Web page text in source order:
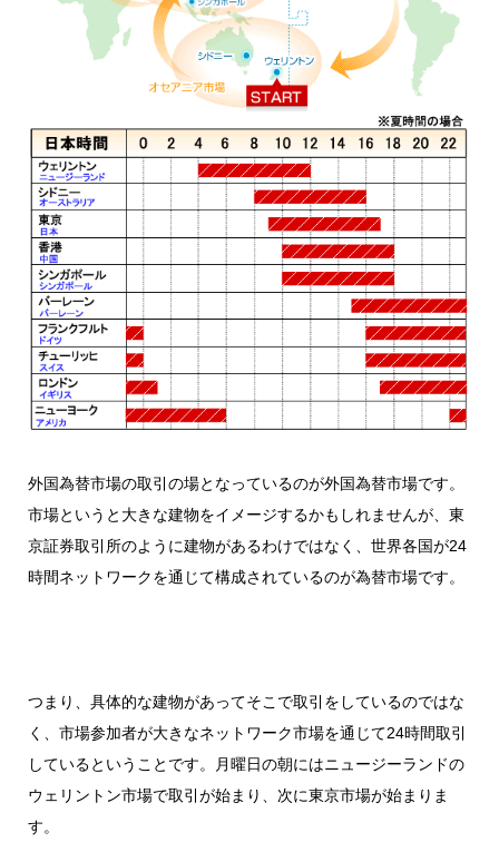
外国為替市場の取引の場となっているのが外国為替市場です。
市場というと大きな建物をイメージするかもしれませんが、東
京証券取引所のように建物があるわけではなく、世界各国が24
時間ネットワークを通じて構成されているのが為替市場です。
つまり、具体的な建物があってそこで取引をしているのではな
く、市場参加者が大きなネットワーク市場を通じて24時間取引
しているということです。月曜日の朝にはニュージーランドの
ウェリントン市場で取引が始まり、次に東京市場が始まりま
す。